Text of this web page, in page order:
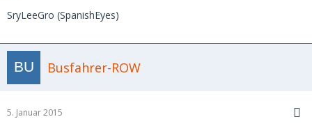
mehr. Dem habe ich mit dem auslassen des Details quasi
An dieser Stelle, Danke für die Kritik
MfG. Lejaro
SryLeeGro (SpanishEyes)
Busfahrer-ROW
5. Januar 2015